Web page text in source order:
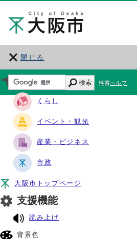
閉じる
サイト・ナビ
くらし
イベント・観光
産業・ビジネス
市政
大阪市トップページ
支援機能
読み上げ
背景色
検索 検索ヘルプ